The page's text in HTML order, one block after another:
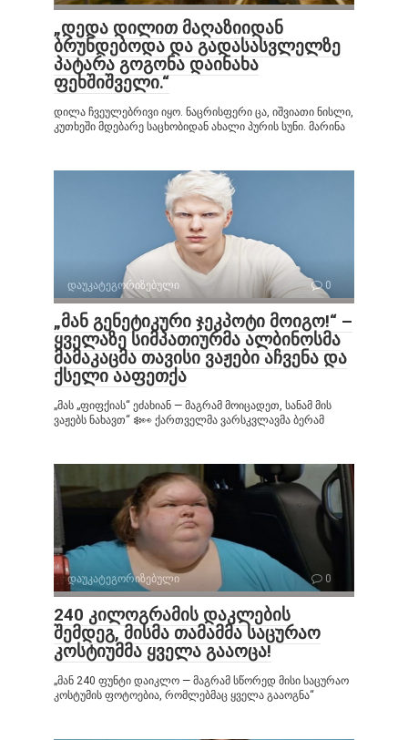
„დედა დილით მაღაზიიდან
ბრუნდებოდა და გადასასვლელზე
პატარა გოგონა დაინახა
ფეხშიშველი.“
დილა ჩვეულებრივი იყო. ნაცრისფერი ცა, იშვიათი ნისლი,
კუთხეში მდებარე საცხობიდან ახალი პურის სუნი. მარინა
დაუკატეგორიზებული 0
„მან გენეტიკური ჯეკპოტი მოიგო!“ –
ყველაზე სიმპათიურმა ალბინოსმა
მამაკაცმა თავისი ვაჟები აჩვენა და
ქსელი ააფეთქა
„მას „ფიფქიას“ ეძახიან — მაგრამ მოიცადეთ, სანამ მის
ვაჟებს ნახავთ“ ❄️👀 ქართველმა ვარსკვლავმა ბერამ
დაუკატეგორიზებული 0
240 კილოგრამის დაკლების
შემდეგ, მისმა თამამმა საცურაო
კოსტიუმმა ყველა გააოცა!
„მან 240 ფუნტი დაიკლო — მაგრამ სწორედ მისი საცურაო
კოსტუმის ფოტოებია, რომლებმაც ყველა გააოგნა“